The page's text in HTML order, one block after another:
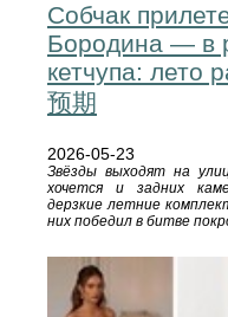
Собчак
Бородина — в
кетчупа: лето
预期
2026-05-23
Звёзды выходят на
хочется и задних
дерзкие летние
них победил в битве